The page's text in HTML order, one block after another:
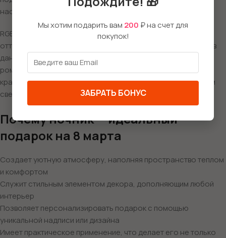
настроение или интерьер комнаты.
RGB-подсветка дает возможность выбирать из множества
оттенков, создавая именно ту атмосферу, которая нужна в
данный момент. Мягкий голубой для спокойного вечера,
романтичный розовый для особого настроения или яркий
красный для энергичного утра — все это доступно с одним
светильником.
Почему ночник — идеальный
подарок на 8 марта
Создает уютную атмосферу, наполняя пространство теплом
и комфортом
Служит стильным элементом декора, дополняющим любой
интерьер
Позволяет персонализировать подарок с помощью
уникальной надписи или дизайна
Имеет практическое применение, что делает его не только
Мы хотим подарить вам 200 ₽ на счет для
покупок!
ЗАБРАТЬ БОНУС